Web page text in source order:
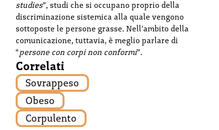
studies”, studi che si occupano proprio della
discriminazione sistemica alla quale vengono
sottoposte le persone grasse. Nell’ambito della
comunicazione, tuttavia, è meglio parlare di
“persone con corpi non conformi”.
Correlati
Sovrappeso
Obeso
Corpulento